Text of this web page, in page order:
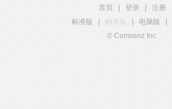
首页 登录
注册
标准版
触屏版 电脑版
© Comsenz Inc.